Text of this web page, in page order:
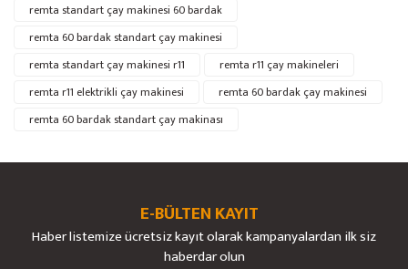
Yorum Yaz
Soru Sor
Ürün fiyatı diğer sitelerden daha pahalı.
Bu ürüne benzer farklı alternatifler olmalı.
Gönder
remta standart çay makinesi 60 bardak
remta 60 bardak standart çay makinesi
remta standart çay makinesi r11
remta r11 çay makineleri
remta r11 elektrikli çay makinesi
remta 60 bardak çay makinesi
remta 60 bardak standart çay makinası
E-BÜLTEN KAYIT
Haber listemize ücretsiz kayıt olarak kampanyalardan ilk siz
haberdar olun